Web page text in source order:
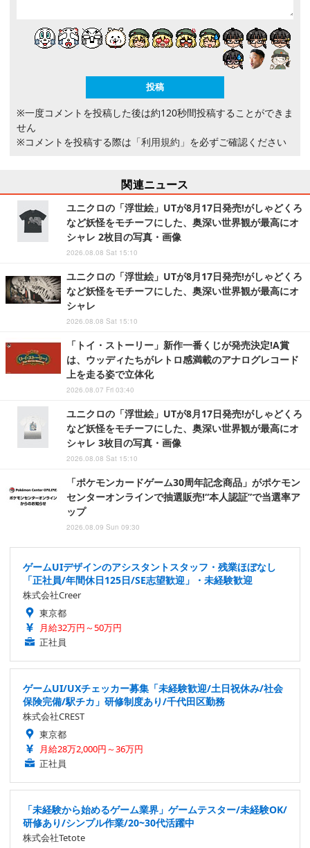
※一度コメントを投稿した後は約120秒間投稿することができま
せん
※コメントを投稿する際は 「利用規約」 を必ずご確認ください
関連ニュース
ユニクロの「浮世絵」UTが8月17日発売!がしゃどくろ
など妖怪をモチーフにした、奥深い世界観が最高にオ
シャレ 2枚目の写真・画像
2026.08.08 Sat 15:10
ユニクロの「浮世絵」UTが8月17日発売!がしゃどくろ
など妖怪をモチーフにした、奥深い世界観が最高にオ
シャレ
2026.08.08 Sat 15:10
「トイ・ストーリー」新作一番くじが発売決定!A賞
は、ウッディたちがレトロ感満載のアナログレコード
上を走る姿で立体化
2026.08.07 Fri 03:40
ユニクロの「浮世絵」UTが8月17日発売!がしゃどくろ
など妖怪をモチーフにした、奥深い世界観が最高にオ
シャレ 3枚目の写真・画像
2026.08.08 Sat 15:10
「ポケモンカードゲーム30周年記念商品」がポケモン
センターオンラインで抽選販売!“本人認証”で当選率ア
ップ
2026.08.09 Sun 09:30
ゲームUIデザインのアシスタントスタッフ・残業ほぼなし
「正社員/年間休日125日/SE志望歓迎」・未経験歓迎
株式会社Creer
東京都
月給32万円～50万円
正社員
ゲームUI/UXチェッカー募集「未経験歓迎/土日祝休み/社会
保険完備/駅チカ」研修制度あり/千代田区勤務
株式会社CREST
東京都
月給28万2,000円～36万円
正社員
「未経験から始めるゲーム業界」ゲームテスター/未経験OK/
研修あり/シンプル作業/20~30代活躍中
株式会社Tetote